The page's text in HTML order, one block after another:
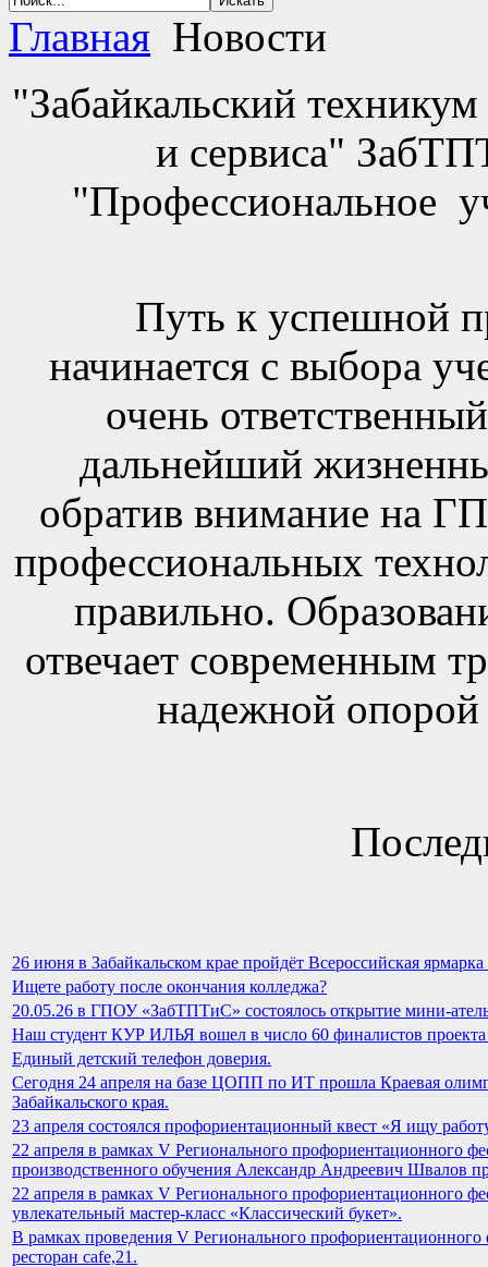
Главная Новости
"Забайкальский
и сервиса"
"Профессиональное
Путь к успешной
начинается с выбора
очень
дальнейший
обратив внимание на
профессиональных
правильно.
отвечает современным
надежной
26 июня в Забайкальском крае пройдёт Всероссийская
Ищете работу после окончания колледжа?
20.05.26 в ГПОУ «ЗабТПТиС» состоялось открытие мини-
Наш студент КУР ИЛЬЯ вошел в число 60 финалистов проекта
Единый детский телефон доверия.
Сегодня 24 апреля на базе ЦОПП по ИТ прошла Краевая
Забайкальского края.
23 апреля состоялся профориентационный квест «Я ищу
22 апреля в рамках V Регионального
производственного обучения Александр Андреевич Швалов
22 апреля в рамках V Регионального
увлекательный мастер-класс «Классический букет».
В рамках проведения V Регионального
ресторан cafe,21.